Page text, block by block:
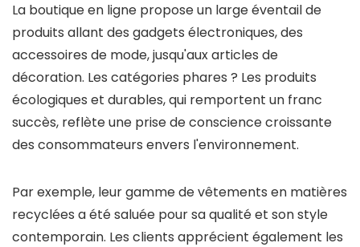
La boutique en ligne propose un large éventail de
produits allant des gadgets électroniques, des
accessoires de mode, jusqu'aux articles de
décoration. Les catégories phares ? Les produits
écologiques et durables, qui remportent un franc
succès, reflète une prise de conscience croissante
des consommateurs envers l'environnement.
Par exemple, leur gamme de vêtements en matières
recyclées a été saluée pour sa qualité et son style
contemporain. Les clients apprécient également les